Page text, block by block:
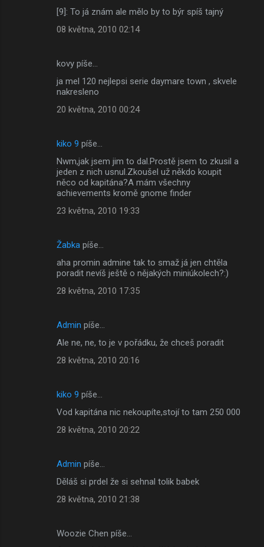
[9]: To já znám ale mělo by to býr spíš tajný
08 května, 2010 02:14
kovy píše…
ja mel 120 nejlepsi serie daymare town , skvele
nakresleno
20 května, 2010 00:24
kiko 9 píše…
Nwm,jak jsem jim to dal.Prostě jsem to zkusil a
jeden z nich usnul.Zkoušel už někdo koupit
něco od kapitána?A mám všechny
achievements kromě gnome finder
23 května, 2010 19:33
Žabka píše…
aha promin admine tak to smaž já jen chtěla
poradit nevíš ještě o nějakých miniúkolech?:)
28 května, 2010 17:35
Admin píše…
Ale ne, ne, to je v pořádku, že chceš poradit
28 května, 2010 20:16
kiko 9 píše…
Vod kapitána nic nekoupíte,stojí to tam 250 000
28 května, 2010 20:22
Admin píše…
Děláš si prdel že si sehnal tolik babek
28 května, 2010 21:38
Woozie Chen píše…